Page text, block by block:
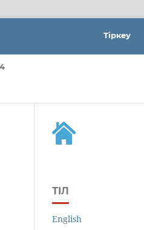
Тіркеу
ТІЛ
English